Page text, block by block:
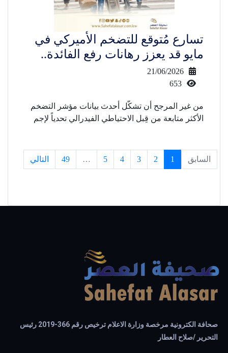
تسارع مُتوقع للتضخم الأميركي في
مايو قد يعزز رهانات رفع الفائدة..
21/06/2026
653
من غير المرجح أن تشكّل أحدث بيانات مؤشر التضخم
الأكثر متابعة من قِبل الاحتياطي الفيدرالي تحدياً لإجم
السابق 1
2
3
4
5
…
49 التالي
صحافة الكترونية مرخصة وزارة الاعلام ترخيص رقم 366-2019 رئيس
التحرير /صلاح العطار